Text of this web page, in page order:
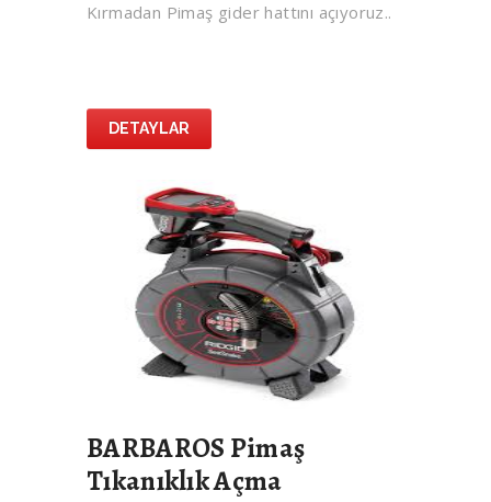
Kırmadan Pimaş gider hattını açıyoruz..
DETAYLAR
BARBAROS Pimaş
Tıkanıklık Açma